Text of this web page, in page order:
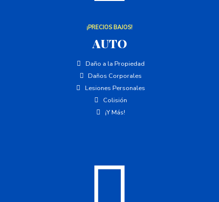
¡PRECIOS BAJOS!
AUTO
Daño a la Propiedad
Daños Corporales
Lesiones Personales
Colisión
¡Y Más!